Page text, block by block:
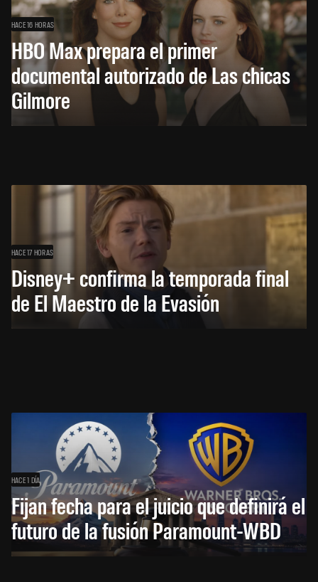
HACE 16 HORAS
HBO Max prepara el primer
documental autorizado de Las chicas
Gilmore
HACE 17 HORAS
Disney+ confirma la temporada final
de El Maestro de la Evasión
HACE 1 DÍA
Fijan fecha para el juicio que definirá el
futuro de la fusión Paramount-WBD